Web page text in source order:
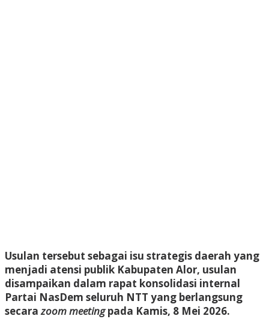
Usulan tersebut sebagai isu strategis daerah yang
menjadi atensi publik Kabupaten Alor, usulan
disampaikan dalam rapat konsolidasi internal
Partai NasDem seluruh NTT yang berlangsung
secarazoom meetingpada Kamis, 8 Mei 2026.